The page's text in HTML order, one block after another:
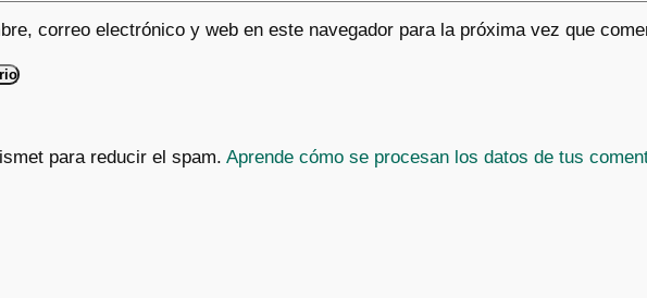
correo electrónico y web en este navegador para la próxima vez que
para reducir el spam. Aprende cómo se procesan los datos de tus